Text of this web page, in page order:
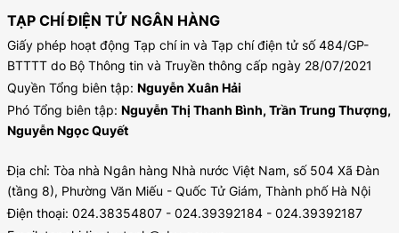
TẠP CHÍ ĐIỆN TỬ NGÂN HÀNG
Giấy phép hoạt động Tạp chí in và Tạp chí điện tử số 484/GP-
BTTTT do Bộ Thông tin và Truyền thông cấp ngày 28/07/2021
Quyền Tổng biên tập: Nguyễn Xuân Hải
Phó Tổng biên tập: Nguyễn Thị Thanh Bình, Trần Trung Thượng,
Nguyễn Ngọc Quyết
Địa chỉ: Tòa nhà Ngân hàng Nhà nước Việt Nam, số 504 Xã Đàn
(tầng 8), Phường Văn Miếu - Quốc Tử Giám, Thành phố Hà Nội
Điện thoại: 024.38354807 - 024.39392184 - 024.39392187